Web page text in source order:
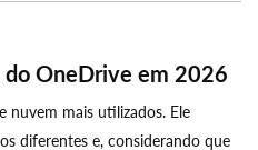
do OneDrive em 2026
nuvem mais utilizados. Ele
diferentes e, considerando que